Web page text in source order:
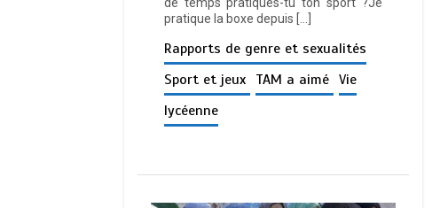
pratique la boxe depuis […]
Rapports de genre et sexualités
Sport et jeux TAM a aimé Vie
lycéenne